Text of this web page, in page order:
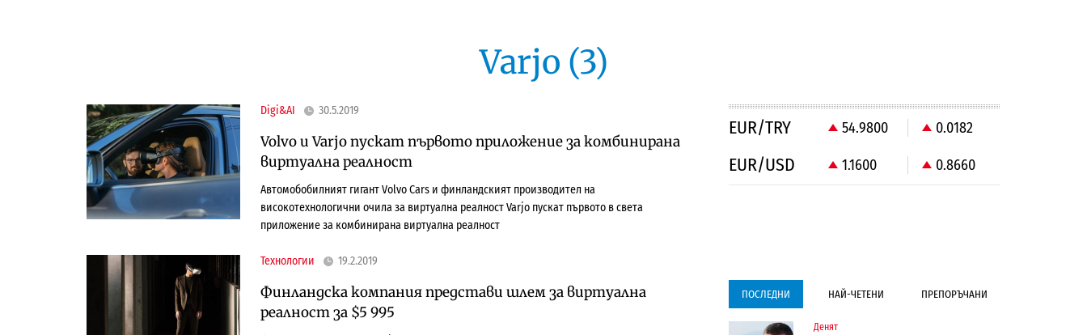
Varjo (3)
Digi&AI 30.5.2019
Volvo и Varjo пускат първото приложение за комбинирана
виртуална реалност
Автомобобилният гигант Volvo Cars и финландският производител на
високотехнологични очила за виртуална реалност Varjo пускат първото в света
приложение за комбинирана виртуална реалност
Технологии 19.2.2019
Финландска компания представи шлем за виртуална
реалност за $5 995
EUR/TRY 54.9800 0.0182
EUR/USD 1.1600 0.8660
ПОСЛЕДНИ НАЙ-ЧЕТЕНИ ПРЕПОРЪЧАНИ
Денят
Градоустройство
Компании